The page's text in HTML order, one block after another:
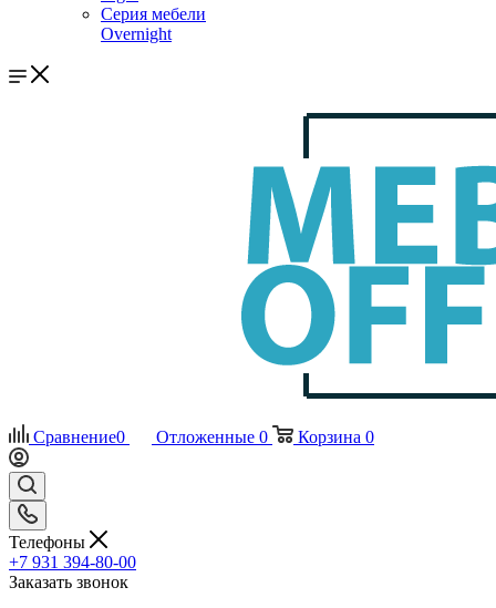
Серия мебели
Overnight
Сравнение0 Отложенные 0 Корзина 0
Телефоны
+7 931 394-80-00
Заказать звонок